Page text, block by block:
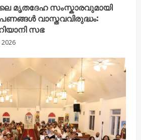
മൃതദേഹ സംസ്കാരവുമായി
വാസ്തവവിരുദ്ധം:
സഭ
2026